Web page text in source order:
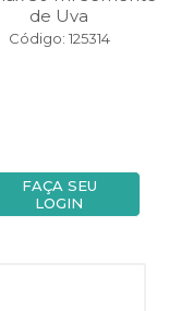
de Uva
Código: 125314
FAÇA SEU
LOGIN